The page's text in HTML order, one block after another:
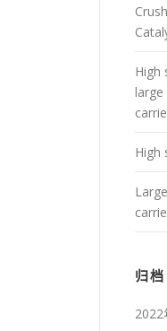
High
large
High
归档
2022